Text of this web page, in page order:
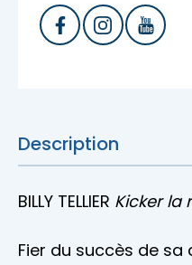
Description
BILLY TELLIER Kicker la
Fier du succès de